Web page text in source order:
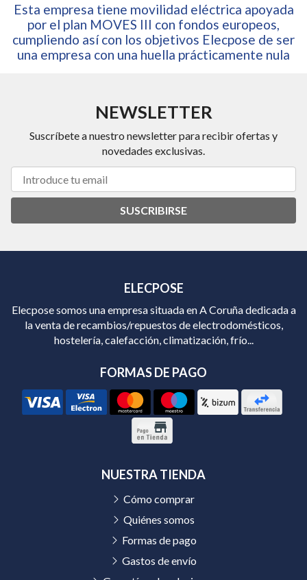
Esta empresa tiene movilidad eléctrica apoyada
por el plan MOVES III con fondos europeos,
cumpliendo así con los objetivos Elecpose de ser
una empresa con una huella prácticamente nula
NEWSLETTER
Suscríbete a nuestro newsletter para recibir ofertas y
novedades exclusivas.
SUSCRIBIRSE
ELECPOSE
Elecpose somos una empresa situada en A Coruña dedicada a
la venta de recambios/repuestos de electrodomésticos,
hostelería, calefacción, climatización, frío...
FORMAS DE PAGO
NUESTRA TIENDA
Cómo comprar
Quiénes somos
Formas de pago
Gastos de envío